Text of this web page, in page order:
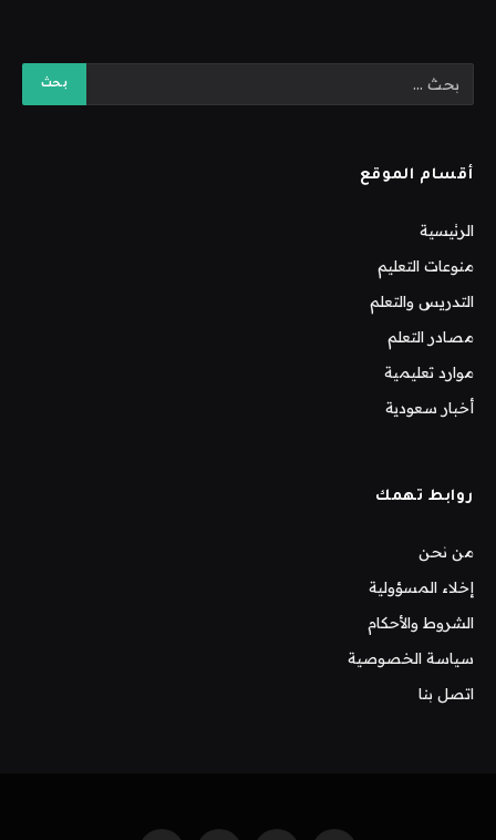
أقسام الموقع
الرئيسية
منوعات التعليم
التدريس والتعلم
مصادر التعلم
موارد تعليمية
أخبار سعودية
روابط تهمك
من نحن
إخلاء المسؤولية
الشروط والأحكام
سياسة الخصوصية
اتصل بنا